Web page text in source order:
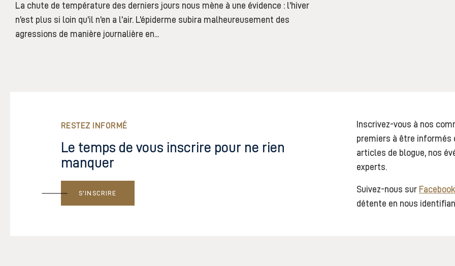
La chute de température des derniers jours nous mène à une évidence : l’hiver
n’est plus si loin qu’il n’en a l’air. L’épiderme subira malheureusement des
agressions de manière journalière en...
RESTEZ INFORMÉ
Le temps de vous inscrire pour ne rien
manquer
S’INSCRIRE
Inscrivez-vous à nos
premiers à être informés
articles de blogue, nos
experts.
Suivez-nous sur Facebook
détente en nous